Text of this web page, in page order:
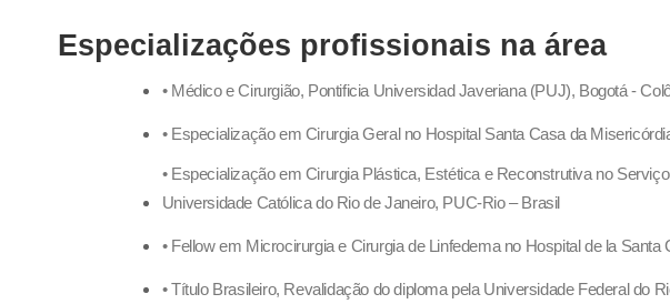
Especializações profissionais na área
• Médico e Cirurgião, Pontificia Universidad Javeriana (PUJ), Bogotá -
• Especialização em Cirurgia Geral no Hospital Santa Casa da
• Especialização em Cirurgia Plástica, Estética e Reconstrutiva no
Universidade Católica do Rio de Janeiro, PUC-Rio – Brasil
• Fellow em Microcirurgia e Cirurgia de Linfedema no Hospital de la
• Título Brasileiro, Revalidação do diploma pela Universidade Federal do